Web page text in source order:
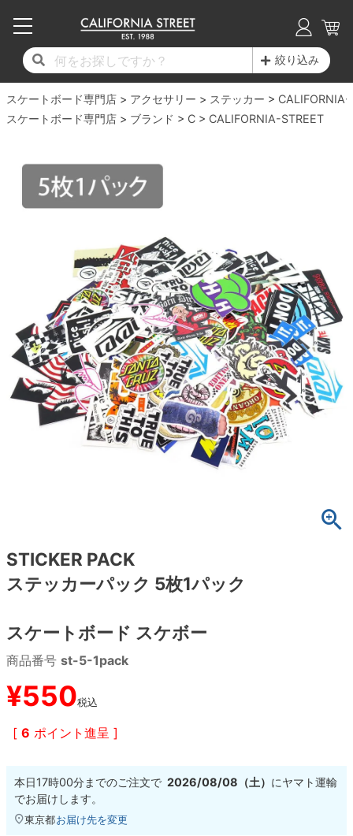
絞り込み
スケートボード専門店 アクセサリー ステッカー
CALIFORNIA-
スケートボード専門店
ブランド C CALIFORNIA-STREET
STICKER PACK
ステッカーパック 5枚1パック
スケートボード スケボー
商品番号 st-5-1pack
¥550税込
[ 6 ポイント進呈 ]
本日17時00分までのご注文で 2026/08/08（土） にヤマト運輸
でお届けします。
東京都お届け先を変更
17時までのご注文は当日発送！
11,000円以上で送料無料！
毎月1日はポイント5倍！10日と20日は3倍！
デッキ
17時までのご注文は当日発送！
11,000円以上で送料無料！
毎月1日はポイント5倍！10日と20日は3倍！
デッキブランド一覧（全てのデッキ）
子供用デッキ
7.0inch以下
7.3inch
7.8inch
7.9inch
8.0inch
8.4inch
8.5inch
8.6inch
8.7inch
8.8inch
8.9inch
9.0inch以上
17時までのご注文は当日発送！
11,000円以上で送料無料！
毎月1日はポイント5倍！10日と20日は3倍！
トラックブランド一覧（全てのトラック）
7.0inch以下
7.2inch
7.5inch
7.9inch
8.0inch
8.1inch
8.5inch
8.6inch
8.7inch
8.8inch
8.9inch
9.0inch以上
ウィール
17時までのご注文は当日発送！
11,000円以上で送料無料！
毎月1日はポイント5倍！10日と20日は3倍！
ウィールブランド一覧（全てのウィール）
50mm
51mm
53mm
57mm
58mm
59mm
64mm
65mm
70mm
72mm
75mm
110mm
スピットファイヤー F4（フォーミュラフォ
ボーンズ XF（エックスフォーミュラ）
ボーンズ STF（エスティーエフ）
パウエルペラルタ DF（ドラゴンフォーミュ
ラ）
ソフトウィール（クルーザー）
ベアリング
デッキテープ
ボルト
パーツ・その他
足回りセット（トラック・ウィールセット）
スケートケース・バッグ
メディア（雑誌・DVD・CD）
17時までのご注文は当日発送！
11,000円以上で送料無料！
毎月1日はポイント5倍！10日と20日は3倍！
シューズブランド一覧
20cm
21cm
22.5cm
24.5cm
25cm
25.5cm
27.5cm
28cm
28.5cm
29cm
29.5cm
30cm
インソール
シューレース・その他
17時までのご注文は当日発送！
11,000円以上で送料無料！
毎月1日はポイント5倍！10日と20日は3倍！
ロングスリーブTシャツ
パーカー
トレーナー・セーター
パンツ
ショーツ
長袖ボタンシャツ
ソックス
アンダーウエア
サイズの測り方
17時までのご注文は当日発送！
11,000円以上で送料無料！
毎月1日はポイント5倍！10日と20日は3倍！
カテゴリー
17時までのご注文は当日発送！
11,000円以上で送料無料！
毎月1日はポイント5倍！10日と20日は3倍！
商品情報
スタッフおすすめアイテム
ブランド紹介
INFO
スケートパーク情報
17時までのご注文は当日発送！
11,000円以上で送料無料！
毎月1日はポイント5倍！10日と20日は3倍！
ショップライダー紹介
カリフォルニアストリートの歴史
求人情報
プライバシーポリシー
特定商取引法に基づく表記